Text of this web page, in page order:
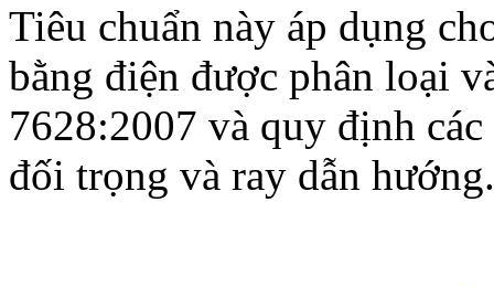
Tiêu chuẩn này áp dụng
bằng điện được phân loại
7628:2007 và quy định
đối trọng và ray dẫn hướng.